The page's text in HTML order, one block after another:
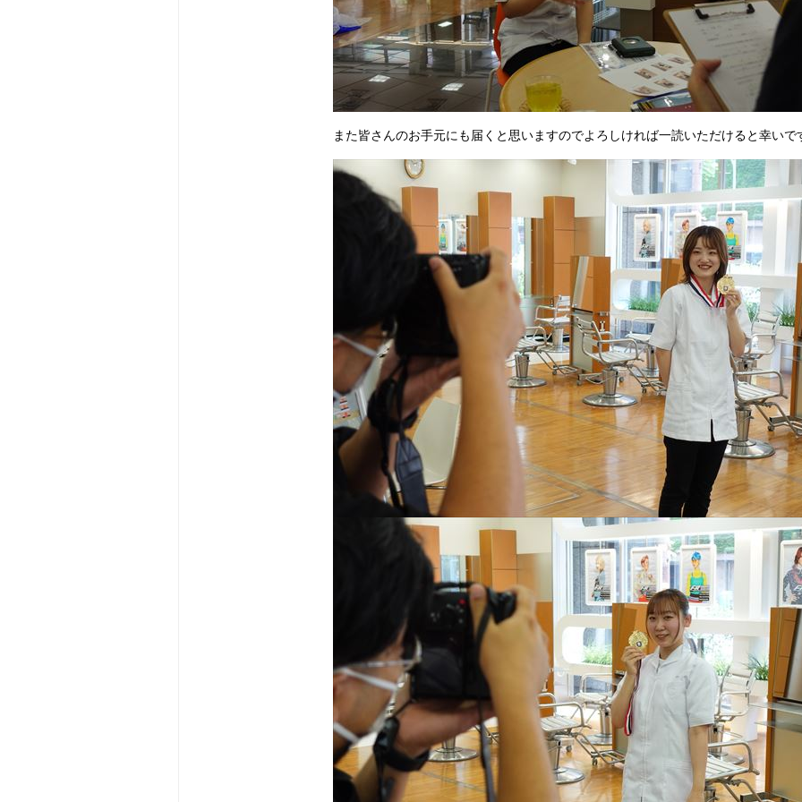
また皆さんのお手元にも届くと思いますのでよろしければ一読いただけると幸いで